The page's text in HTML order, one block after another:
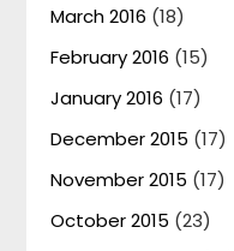
March 2016 (18)
February 2016 (15)
January 2016 (17)
December 2015 (17)
November 2015 (17)
October 2015 (23)